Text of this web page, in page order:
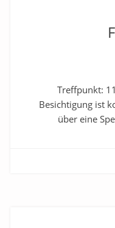
Treffpunkt:
Besichtigung ist
über eine